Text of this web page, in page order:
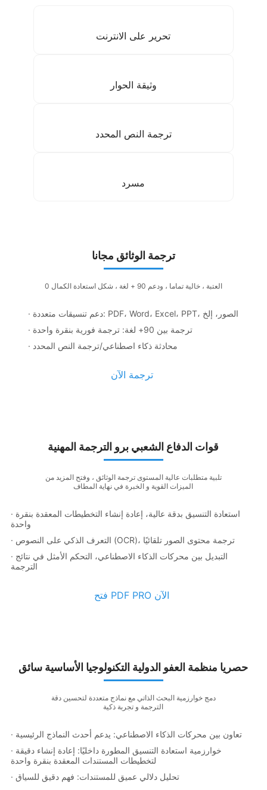
تحرير على الانترنت
وثيقة الحوار
ترجمة النص المحدد
مسرد
ترجمة الوثائق مجانا
0 العتبة ، خالية تماما ، ودعم 90 + لغة ، شكل استعادة الكمال
· دعم تنسيقات متعددة: PDF، Word، Excel، PPT، الصور، إلخ
· ترجمة بين 90+ لغة: ترجمة فورية بنقرة واحدة
· محادثة ذكاء اصطناعي/ترجمة النص المحدد
ترجمة الآن
قوات الدفاع الشعبي برو الترجمة المهنية
تلبية متطلبات عالية المستوى ترجمة الوثائق ، وفتح المزيد من
الميزات القوية و الخبرة في نهاية المطاف
· استعادة التنسيق بدقة عالية، إعادة إنشاء التخطيطات المعقدة بنقرة
واحدة
· التعرف الذكي على النصوص (OCR)، ترجمة محتوى الصور تلقائيًا
· التبديل بين محركات الذكاء الاصطناعي، التحكم الأمثل في نتائج
الترجمة
فتح PDF PRO الآن
حصريا منظمة العفو الدولية التكنولوجيا الأساسية سائق
دمج خوارزمية البحث الذاتي مع نماذج متعددة لتحسين دقة
الترجمة و تجربة ذكية
· تعاون بين محركات الذكاء الاصطناعي: يدعم أحدث النماذج الرئيسية
· خوارزمية استعادة التنسيق المطورة داخليًا: إعادة إنشاء دقيقة
لتخطيطات المستندات المعقدة بنقرة واحدة
· تحليل دلالي عميق للمستندات: فهم دقيق للسياق